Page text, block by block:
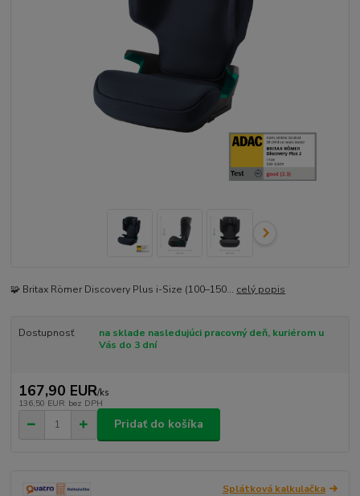
🧩 Britax Römer Discovery Plus i-Size (100–150... celý popis
Dostupnosť
na sklade nasledujúci pracovný deň, kuriérom u
Vás do 3 dní
167,90 EUR/ks
136,50 EUR bez DPH
Pridať do košíka
Splátková kalkulačka